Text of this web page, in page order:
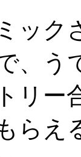
ック
、う
リー
らえ